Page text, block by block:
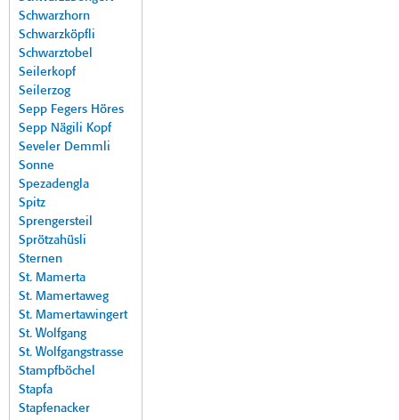
Schwarzhorn
Schwarzköpfli
Schwarztobel
Seilerkopf
Seilerzog
Sepp Fegers Höres
Sepp Nägili Kopf
Seveler Demmli
Sonne
Spezadengla
Spitz
Sprengersteil
Sprötzahüsli
Sternen
St. Mamerta
St. Mamertaweg
St. Mamertawingert
St. Wolfgang
St. Wolfgangstrasse
Stampfböchel
Stapfa
Stapfenacker